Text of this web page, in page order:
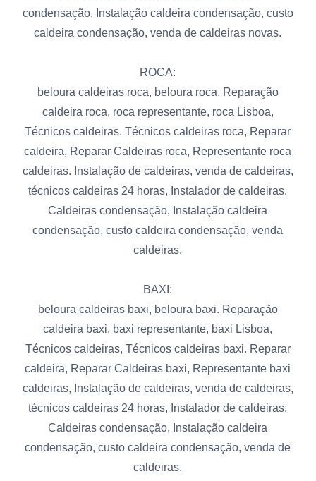
condensação, Instalação caldeira condensação, custo
caldeira condensação, venda de caldeiras novas.
ROCA:
beloura caldeiras roca, beloura roca, Reparação
caldeira roca, roca representante, roca Lisboa,
Técnicos caldeiras. Técnicos caldeiras roca, Reparar
caldeira, Reparar Caldeiras roca, Representante roca
caldeiras. Instalação de caldeiras, venda de caldeiras,
técnicos caldeiras 24 horas, Instalador de caldeiras.
Caldeiras condensação, Instalação caldeira
condensação, custo caldeira condensação, venda
caldeiras,
BAXI:
beloura caldeiras baxi, beloura baxi. Reparação
caldeira baxi, baxi representante, baxi Lisboa,
Técnicos caldeiras, Técnicos caldeiras baxi. Reparar
caldeira, Reparar Caldeiras baxi, Representante baxi
caldeiras, Instalação de caldeiras, venda de caldeiras,
técnicos caldeiras 24 horas, Instalador de caldeiras,
Caldeiras condensação, Instalação caldeira
condensação, custo caldeira condensação, venda de
caldeiras.